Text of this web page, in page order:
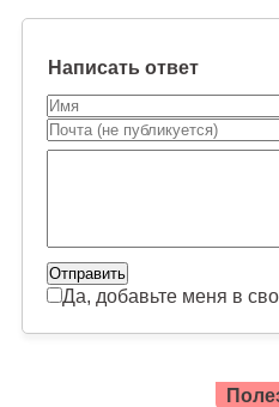
Написать ответ
Да, добавьте меня в